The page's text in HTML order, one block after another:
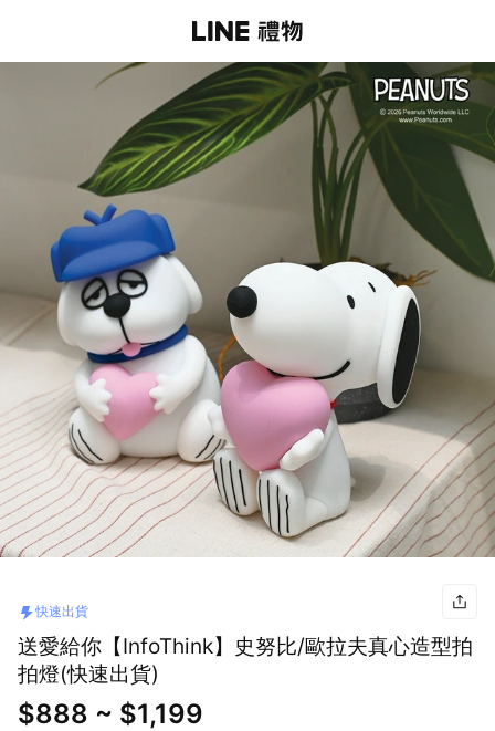
快速出貨
送愛給你【InfoThink】史努比/歐拉夫真心造型拍
拍燈(快速出貨)
$888 ~ $1,199